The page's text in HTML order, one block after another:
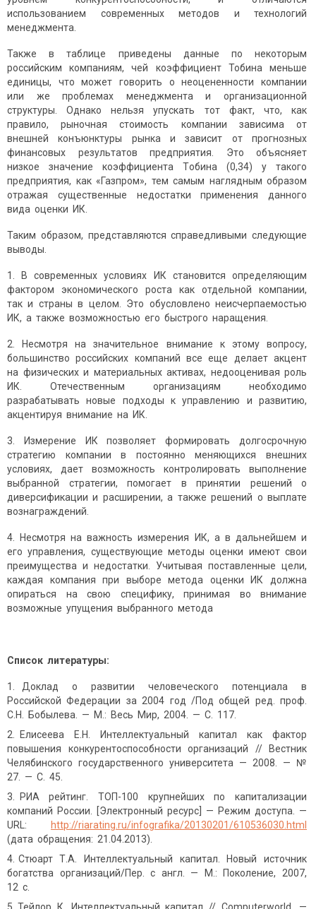
использованием современных методов и технологий
менеджмента.
Также в таблице приведены данные по некоторым
российским компаниям, чей коэффициент Тобина меньше
единицы, что может говорить о неоцененности компании
или же проблемах менеджмента и организационной
структуры. Однако нельзя упускать тот факт, что, как
правило, рыночная стоимость компании зависима от
внешней конъюнктуры рынка и зависит от прогнозных
финансовых результатов предприятия. Это объясняет
низкое значение коэффициента Тобина (0,34) у такого
предприятия, как «Газпром», тем самым наглядным образом
отражая существенные недостатки применения данного
вида оценки ИК.
Таким образом, представляются справедливыми следующие
выводы.
1. В современных условиях ИК становится определяющим
фактором экономического роста как отдельной компании,
так и страны в целом. Это обусловлено неисчерпаемостью
ИК, а также возможностью его быстрого наращения.
2. Несмотря на значительное внимание к этому вопросу,
большинство российских компаний все еще делает акцент
на физических и материальных активах, недооценивая роль
ИК. Отечественным организациям необходимо
разрабатывать новые подходы к управлению и развитию,
акцентируя внимание на ИК.
3. Измерение ИК позволяет формировать долгосрочную
стратегию компании в постоянно меняющихся внешних
условиях, дает возможность контролировать выполнение
выбранной стратегии, помогает в принятии решений о
диверсификации и расширении, а также решений о выплате
вознаграждений.
4. Несмотря на важность измерения ИК, а в дальнейшем и
его управления, существующие методы оценки имеют свои
преимущества и недостатки. Учитывая поставленные цели,
каждая компания при выборе метода оценки ИК должна
опираться на свою специфику, принимая во внимание
возможные упущения выбранного метода
Список литературы:
Доклад о развитии человеческого потенциала в
Российской Федерации за 2004 год /Под общей ред. проф.
С.Н. Бобылева. — М.: Весь Мир, 2004. — C. 117.
Елисеева Е.Н. Интеллектуальный капитал как фактор
повышения конкурентоспособности организаций // Вестник
Челябинского государственного университета — 2008. — №
27. — С. 45.
РИА рейтинг. ТОП-100 крупнейших по капитализации
компаний России. [Электронный ресурс] — Режим доступа. —
URL:
http://riarating.ru/infografika/20130201/610536030.html
(дата обращения: 21.04.2013).
Стюарт Т.А. Интеллектуальный капитал. Новый источник
богатства организаций/Пер. с англ. — М.: Поколение, 2007,
12 c.